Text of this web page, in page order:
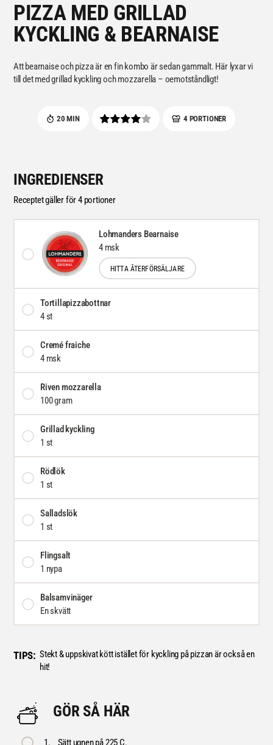
PIZZA MED GRILLAD
KYCKLING & BEARNAISE
Att bearnaise och pizza är en fin kombo är sedan gammalt. Här lyxar vi
till det med grillad kyckling och mozzarella – oemotståndligt!
20 MIN 4 PORTIONER
INGREDIENSER
Receptet gäller för 4 portioner
Lohmanders Bearnaise
4 msk
HITTA ÅTERFÖRSÄLJARE
Tortillapizzabottnar
4 st
Cremé fraiche
4 msk
Riven mozzarella
100 gram
Grillad kyckling
1 st
Rödlök
1 st
Salladslök
1 st
Flingsalt
1 nypa
Balsamvinäger
En skvätt
TIPS: Stekt & uppskivat kött istället för kyckling på pizzan är också en
hit!
GÖR SÅ HÄR
1. Sätt ugnen på 225 C.